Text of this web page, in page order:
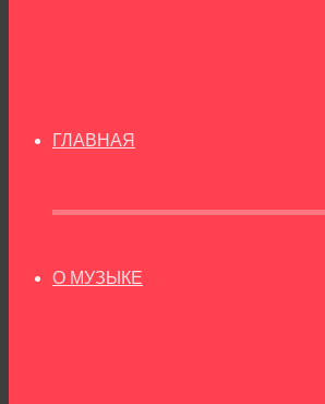
ГЛАВНАЯ
О МУЗЫКЕ